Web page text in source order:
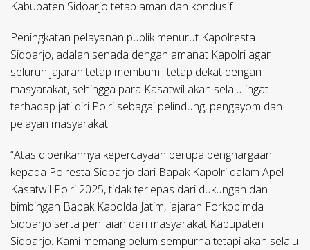
Kabupaten Sidoarjo tetap aman dan kondusif.
Peningkatan pelayanan publik menurut Kapolresta
Sidoarjo, adalah senada dengan amanat Kapolri agar
seluruh jajaran tetap membumi, tetap dekat dengan
masyarakat, sehingga para Kasatwil akan selalu ingat
terhadap jati diri Polri sebagai pelindung, pengayom dan
pelayan masyarakat.
“Atas diberikannya kepercayaan berupa penghargaan
kepada Polresta Sidoarjo dari Bapak Kapolri dalam Apel
Kasatwil Polri 2025, tidak terlepas dari dukungan dan
bimbingan Bapak Kapolda Jatim, jajaran Forkopimda
Sidoarjo serta penilaian dari masyarakat Kabupaten
Sidoarjo. Kami memang belum sempurna tetapi akan selalu